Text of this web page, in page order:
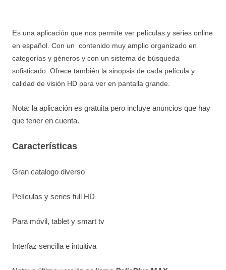
Es una aplicación que nos permite ver películas y series online
en español. Con un contenido muy amplio organizado en
categorías y géneros y con un sistema de búsqueda
sofisticado. Ofrece también la sinopsis de cada película y
calidad de visión HD para ver en pantalla grande.
Nota: la aplicación es gratuita pero incluye anuncios que hay
que tener en cuenta.
Características
Gran catalogo diverso
Películas y series full HD
Para móvil, tablet y smart tv
Interfaz sencilla e intuitiva